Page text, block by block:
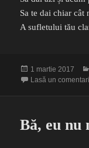
Sa te dai chiar cât
A sufletului tău
Publicat
pe
1 martie 2017
Lasă un
Bă, eu nu